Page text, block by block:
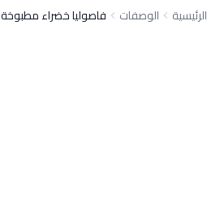
الرئيسية الوصفات فاصوليا خضراء مطبوخة